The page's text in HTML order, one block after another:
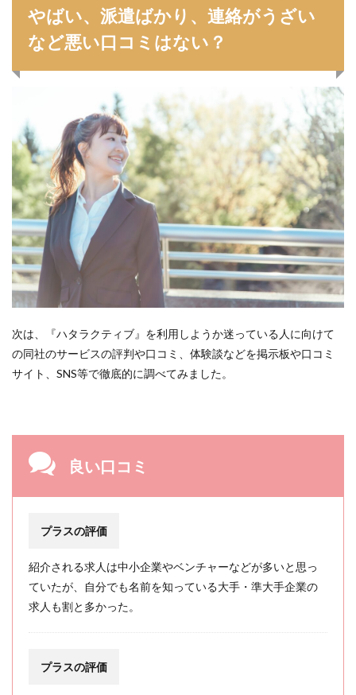
やばい、派遣ばかり、連絡がうざい
など悪い口コミはない？
次は、『ハタラクティブ』を利用しようか迷っている人に向けて
の同社のサービスの評判や口コミ、体験談などを掲示板や口コミ
サイト、SNS等で徹底的に調べてみました。
良い口コミ
プラスの評価
紹介される求人は中小企業やベンチャーなどが多いと思っ
ていたが、自分でも名前を知っている大手・準大手企業の
求人も割と多かった。
プラスの評価